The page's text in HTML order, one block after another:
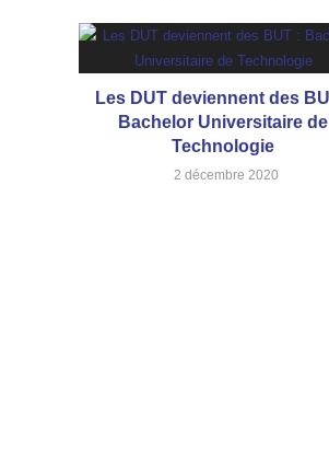
Les DUT deviennent des
Bachelor Universitaire de
Technologie
2 décembre 2020